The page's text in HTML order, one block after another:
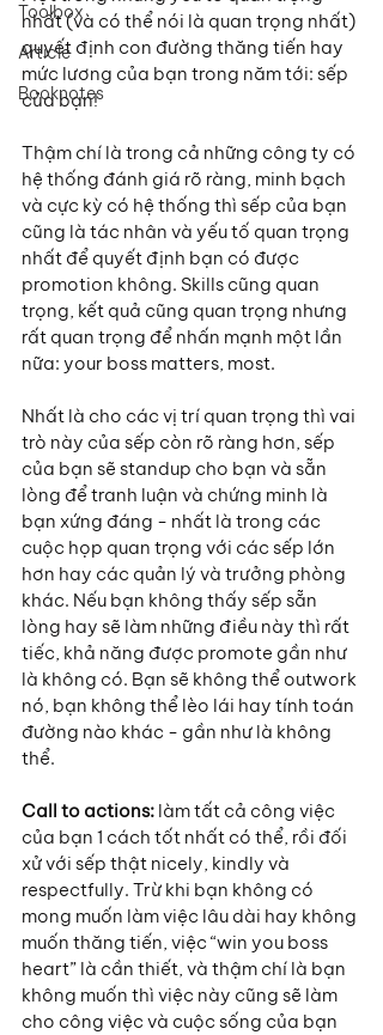
Toolbox
Article
Booknotes
nhất (và có thể nói là quan trọng nhất)
quyết định con đường thăng tiến hay
mức lương của bạn trong năm tới: sếp
của bạn!
Thậm chí là trong cả những công ty có
hệ thống đánh giá rõ ràng, minh bạch
và cực kỳ có hệ thống thì sếp của bạn
cũng là tác nhân và yếu tố quan trọng
nhất để quyết định bạn có được
promotion không. Skills cũng quan
trọng, kết quả cũng quan trọng nhưng
rất quan trọng để nhấn mạnh một lần
nữa: your boss matters, most.
Nhất là cho các vị trí quan trọng thì vai
trò này của sếp còn rõ ràng hơn, sếp
của bạn sẽ standup cho bạn và sẵn
lòng để tranh luận và chứng minh là
bạn xứng đáng - nhất là trong các
cuộc họp quan trọng với các sếp lớn
hơn hay các quản lý và trưởng phòng
khác. Nếu bạn không thấy sếp sẵn
lòng hay sẽ làm những điều này thì rất
tiếc, khả năng được promote gần như
là không có. Bạn sẽ không thể outwork
nó, bạn không thể lèo lái hay tính toán
đường nào khác - gần như là không
thể.
Call to actions: làm tất cả công việc
của bạn 1 cách tốt nhất có thể, rồi đối
xử với sếp thật nicely, kindly và
respectfully. Trừ khi bạn không có
mong muốn làm việc lâu dài hay không
muốn thăng tiến, việc “win you boss
heart” là cần thiết, và thậm chí là bạn
không muốn thì việc này cũng sẽ làm
cho công việc và cuộc sống của bạn